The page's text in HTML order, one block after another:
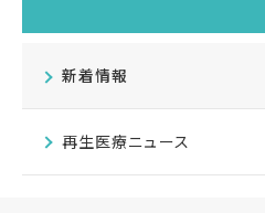
新着情報
再生医療ニュース